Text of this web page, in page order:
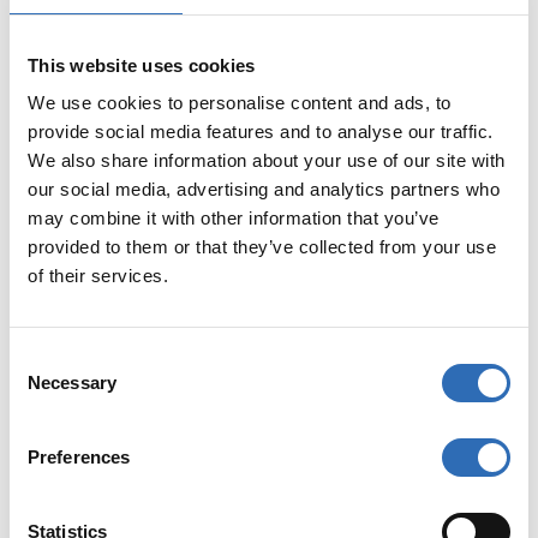
This website uses cookies
We use cookies to personalise content and ads, to
provide social media features and to analyse our traffic.
We also share information about your use of our site with
our social media, advertising and analytics partners who
may combine it with other information that you’ve
provided to them or that they’ve collected from your use
of their services.
Necessary
Preferences
Statistics
Bei der Buchung einer Sendung:
Anweisungen.
Öffnen SieZusatzleistungen(es
öffnet sich ein Pop-up-Fenster).
und wählen SiePalettentausch.
Hinweis: